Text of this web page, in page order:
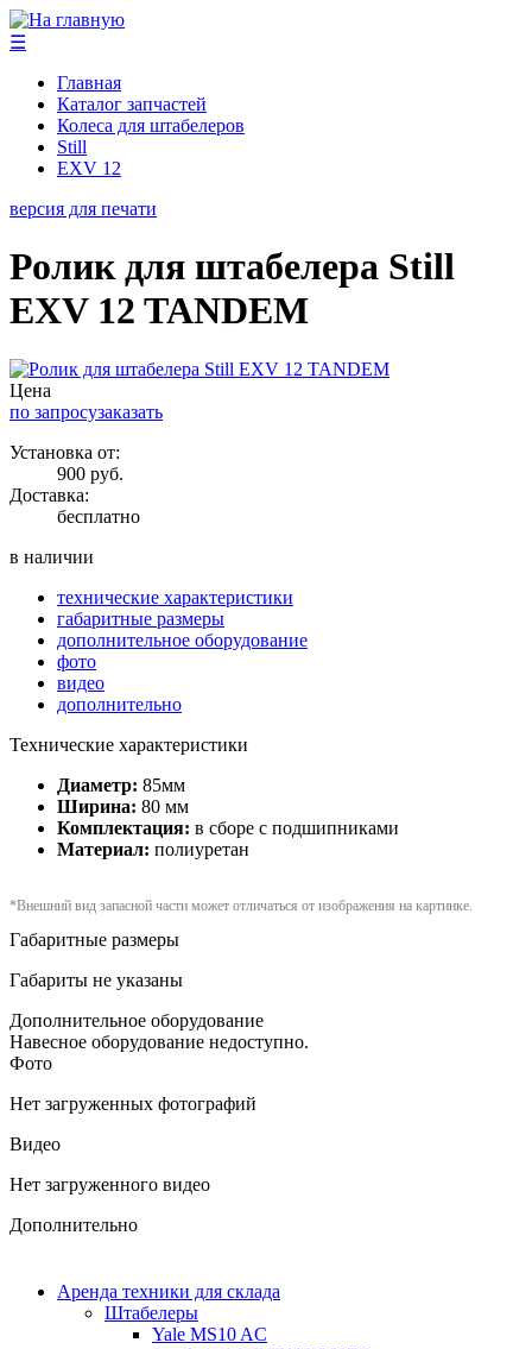
☰
Главная
Каталог запчастей
Колеса для штабелеров
Still
EXV 12
версия для печати
Ролик для штабелера Still
EXV 12 TANDEM
Цена
по запросузаказать
Установка от:
900 руб.
Доставка:
бесплатно
в наличии
технические характеристики
габаритные размеры
дополнительное оборудование
фото
видео
дополнительно
Технические характеристики
Диаметр: 85мм
Ширина: 80 мм
Комплектация: в сборе с подшипниками
Материал: полиуретан
*Внешний вид запасной части может отличаться от изображения на картинке.
Габаритные размеры
Габариты не указаны
Дополнительное оборудование
Навесное оборудование недоступно.
Фото
Нет загруженных фотографий
Видео
Нет загруженного видео
Дополнительно
Аренда техники для склада
Штабелеры
Yale MS10 AC